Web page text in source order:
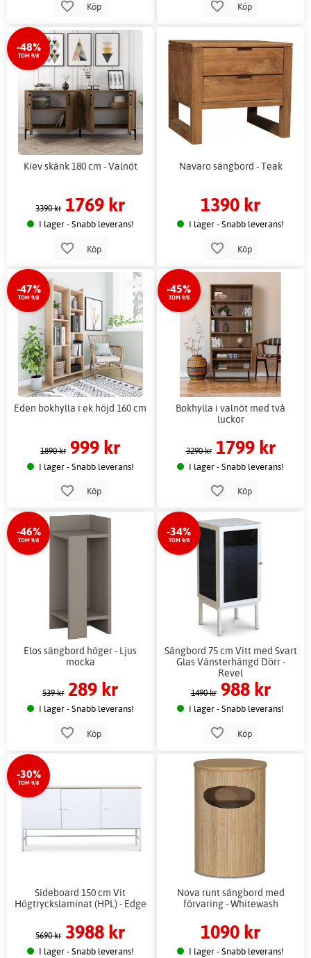
Köp Köp
-48%
TOM 9/8
Kiev skänk 180 cm - Valnöt
3390 kr 1769 kr
I lager - Snabb leverans!
Köp
Navaro sängbord - Teak
1390 kr
I lager - Snabb leverans!
Köp
-47%
TOM 9/8
Eden bokhylla i ek höjd 160 cm
1890 kr 999 kr
I lager - Snabb leverans!
Köp
-45%
TOM 9/8
Bokhylla i valnöt med två
luckor
3290 kr 1799 kr
I lager - Snabb leverans!
Köp
-46%
TOM 9/8
Elos sängbord höger - Ljus
mocka
539 kr 289 kr
I lager - Snabb leverans!
Köp
-34%
TOM 9/8
Sängbord 75 cm Vitt med Svart
Glas Vänsterhängd Dörr -
Revel
1490 kr 988 kr
I lager - Snabb leverans!
Köp
-30%
TOM 9/8
Sideboard 150 cm Vit
Högtryckslaminat (HPL) - Edge
5690 kr 3988 kr
I lager - Snabb leverans!
Nova runt sängbord med
förvaring - Whitewash
1090 kr
I lager - Snabb leverans!